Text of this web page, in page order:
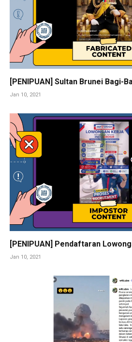
[PENIPUAN] Sultan Brunei Bagi-
Jan 10, 2021
[PENIPUAN] Pendaftaran
Jan 10, 2021